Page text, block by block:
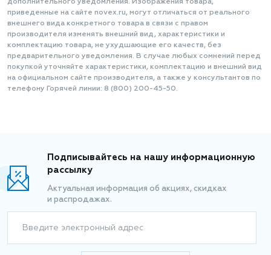
дополнительного уведомления. Изображения товара,
приведенные на сайте novex.ru, могут отличаться от реального
внешнего вида конкретного товара в связи с правом
производителя изменять внешний вид, характеристики и
комплектацию товара, не ухудшающие его качеств, без
предварительного уведомления. В случае любых сомнений перед
покупкой уточняйте характеристики, комплектацию и внешний вид
на официальном сайте производителя, а также у консультантов по
телефону Горячей линии: 8 (800) 200-45-50.
Подписывайтесь на нашу информационную
рассылку
Актуальная информация об акциях, скидках
и распродажах.
Введите электронный адрес